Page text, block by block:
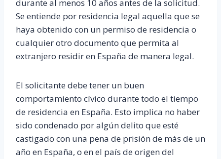
durante al menos 10 años antes de la solicitud.
Se entiende por residencia legal aquella que se
haya obtenido con un permiso de residencia o
cualquier otro documento que permita al
extranjero residir en España de manera legal.
El solicitante debe tener un buen
comportamiento cívico durante todo el tiempo
de residencia en España. Esto implica no haber
sido condenado por algún delito que esté
castigado con una pena de prisión de más de un
año en España, o en el país de origen del